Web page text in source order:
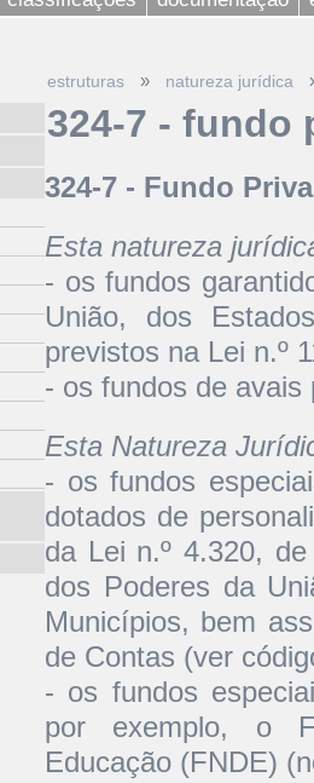
estruturas » natureza jurídica
324-7 - fundo
324-7 - Fundo
Esta natureza
- os fundos
União, dos
previstos na Lei n.º
- os fundos de avais
Esta Natureza
- os fundos
dotados de
da Lei n.º 4.320,
dos Poderes da
Municípios, bem
de Contas (ver
- os fundos
por exemplo, o
Educação (FNDE)